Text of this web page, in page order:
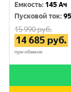
Емкость: 145 Ач
Пусковой ток:
15 990руб.
14 685 руб.
при обмене